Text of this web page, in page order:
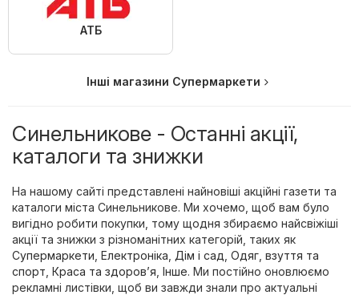
АТБ
Інші магазини Супермаркети
Синельникове - Останні акції,
каталоги та знижки
На нашому сайті представлені найновіші акційні газети та
каталоги міста Синельникове. Ми хочемо, щоб вам було
вигідно робити покупки, тому щодня збираємо найсвіжіші
акції та знижки з різноманітних категорій, таких як
Супермаркети Електроніка Дім і сад Одяг, взуття та
спорт Краса та здоров’я Інше. Ми постійно оновлюємо
рекламні листівки, щоб ви завжди знали про актуальні